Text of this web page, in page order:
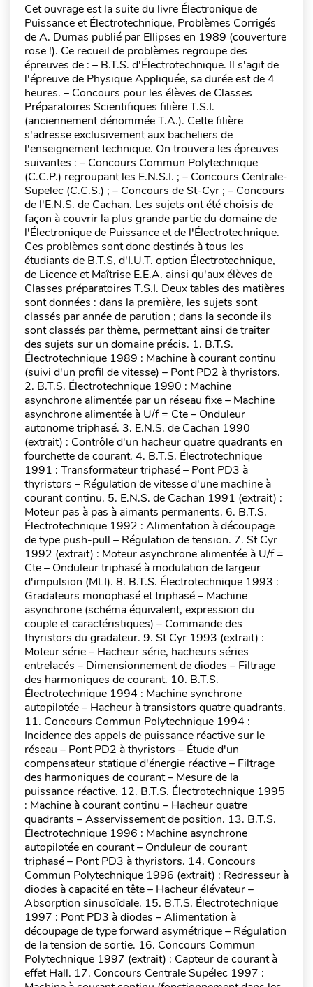
Cet ouvrage est la suite du livre Électronique de
Puissance et Électrotechnique, Problèmes Corrigés
de A. Dumas publié par Ellipses en 1989 (couverture
rose !). Ce recueil de problèmes regroupe des
épreuves de : – B.T.S. d'Électrotechnique. Il s'agit de
l'épreuve de Physique Appliquée, sa durée est de 4
heures. – Concours pour les élèves de Classes
Préparatoires Scientifiques filière T.S.I.
(anciennement dénommée T.A.). Cette filière
s'adresse exclusivement aux bacheliers de
l'enseignement technique. On trouvera les épreuves
suivantes : – Concours Commun Polytechnique
(C.C.P.) regroupant les E.N.S.I. ; – Concours Centrale-
Supelec (C.C.S.) ; – Concours de St-Cyr ; – Concours
de l'E.N.S. de Cachan. Les sujets ont été choisis de
façon à couvrir la plus grande partie du domaine de
l'Électronique de Puissance et de l'Électrotechnique.
Ces problèmes sont donc destinés à tous les
étudiants de B.T.S, d'I.U.T. option Électrotechnique,
de Licence et Maîtrise E.E.A. ainsi qu'aux élèves de
Classes préparatoires T.S.I. Deux tables des matières
sont données : dans la première, les sujets sont
classés par année de parution ; dans la seconde ils
sont classés par thème, permettant ainsi de traiter
des sujets sur un domaine précis. 1. B.T.S.
Électrotechnique 1989 : Machine à courant continu
(suivi d'un profil de vitesse) – Pont PD2 à thyristors.
2. B.T.S. Électrotechnique 1990 : Machine
asynchrone alimentée par un réseau fixe – Machine
asynchrone alimentée à U/f = Cte – Onduleur
autonome triphasé. 3. E.N.S. de Cachan 1990
(extrait) : Contrôle d'un hacheur quatre quadrants en
fourchette de courant. 4. B.T.S. Électrotechnique
1991 : Transformateur triphasé – Pont PD3 à
thyristors – Régulation de vitesse d'une machine à
courant continu. 5. E.N.S. de Cachan 1991 (extrait) :
Moteur pas à pas à aimants permanents. 6. B.T.S.
Électrotechnique 1992 : Alimentation à découpage
de type push-pull – Régulation de tension. 7. St Cyr
1992 (extrait) : Moteur asynchrone alimentée à U/f =
Cte – Onduleur triphasé à modulation de largeur
d'impulsion (MLI). 8. B.T.S. Électrotechnique 1993 :
Gradateurs monophasé et triphasé – Machine
asynchrone (schéma équivalent, expression du
couple et caractéristiques) – Commande des
thyristors du gradateur. 9. St Cyr 1993 (extrait) :
Moteur série – Hacheur série, hacheurs séries
entrelacés – Dimensionnement de diodes – Filtrage
des harmoniques de courant. 10. B.T.S.
Électrotechnique 1994 : Machine synchrone
autopilotée – Hacheur à transistors quatre quadrants.
11. Concours Commun Polytechnique 1994 :
Incidence des appels de puissance réactive sur le
réseau – Pont PD2 à thyristors – Étude d'un
compensateur statique d'énergie réactive – Filtrage
des harmoniques de courant – Mesure de la
puissance réactive. 12. B.T.S. Électrotechnique 1995
: Machine à courant continu – Hacheur quatre
quadrants – Asservissement de position. 13. B.T.S.
Électrotechnique 1996 : Machine asynchrone
autopilotée en courant – Onduleur de courant
triphasé – Pont PD3 à thyristors. 14. Concours
Commun Polytechnique 1996 (extrait) : Redresseur à
diodes à capacité en tête – Hacheur élévateur –
Absorption sinusoïdale. 15. B.T.S. Électrotechnique
1997 : Pont PD3 à diodes – Alimentation à
découpage de type forward asymétrique – Régulation
de la tension de sortie. 16. Concours Commun
Polytechnique 1997 (extrait) : Capteur de courant à
effet Hall. 17. Concours Centrale Supélec 1997 :